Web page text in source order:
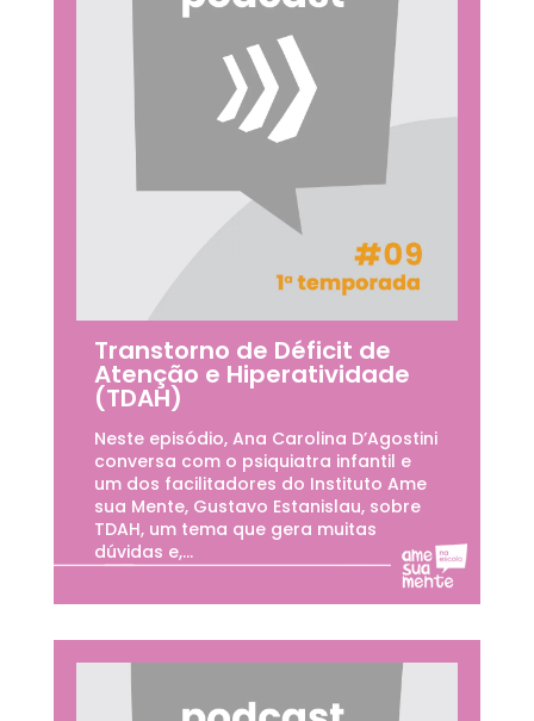
Transtorno de Déficit de
Atenção e Hiperatividade
(TDAH)
Neste episódio, Ana Carolina D’Agostini
conversa com o psiquiatra infantil e
um dos facilitadores do Instituto Ame
sua Mente, Gustavo Estanislau, sobre
TDAH, um tema que gera muitas
dúvidas e,...